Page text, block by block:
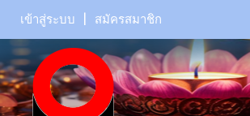
เข้าสู่ระบบ สมัครสมาชิก